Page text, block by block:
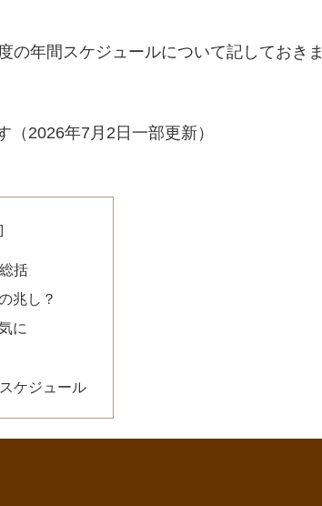
の年間スケジュールについて記しておきま
2026年7月2日一部更新）
括
兆し？
に
ケジュール